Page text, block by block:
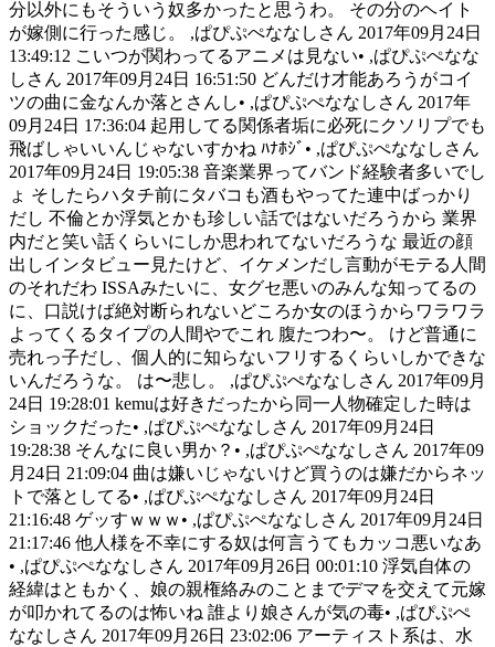
分以外にもそういう奴多かったと思うわ。 その分のヘイト
が嫁側に行った感じ。 ,ぱぴぷぺななしさん 2017年09月24日
13:49:12 こいつが関わってるアニメは見ない• ,ぱぴぷぺなな
しさん 2017年09月24日 16:51:50 どんだけ才能あろうがコイ
ツの曲に金なんか落とさんし• ,ぱぴぷぺななしさん 2017年
09月24日 17:36:04 起用してる関係者垢に必死にクソリプでも
飛ばしゃいいんじゃないすかね ﾊﾅﾎｼﾞ• ,ぱぴぷぺななしさん
2017年09月24日 19:05:38 音楽業界ってバンド経験者多いでし
ょ そしたらハタチ前にタバコも酒もやってた連中ばっかり
だし 不倫とか浮気とかも珍しい話ではないだろうから 業界
内だと笑い話くらいにしか思われてないだろうな 最近の顔
出しインタビュー見たけど、イケメンだし言動がモテる人間
のそれだわ ISSAみたいに、女グセ悪いのみんな知ってるの
に、口説けば絶対断られないどころか女のほうからワラワラ
よってくるタイプの人間やでこれ 腹たつわ〜。 けど普通に
売れっ子だし、個人的に知らないフリするくらいしかできな
いんだろうな。 は〜悲し。 ,ぱぴぷぺななしさん 2017年09月
24日 19:28:01 kemuは好きだったから同一人物確定した時は
ショックだった• ,ぱぴぷぺななしさん 2017年09月24日
19:28:38 そんなに良い男か？• ,ぱぴぷぺななしさん 2017年09
月24日 21:09:04 曲は嫌いじゃないけど買うのは嫌だからネッ
トで落としてる• ,ぱぴぷぺななしさん 2017年09月24日
21:16:48 ゲッすｗｗｗ• ,ぱぴぷぺななしさん 2017年09月24日
21:17:46 他人様を不幸にする奴は何言うてもカッコ悪いなあ
• ,ぱぴぷぺななしさん 2017年09月26日 00:01:10 浮気自体の
経緯はともかく、娘の親権絡みのことまでデマを交えて元嫁
が叩かれてるのは怖いね 誰より娘さんが気の毒• ,ぱぴぷぺ
ななしさん 2017年09月26日 23:02:06 アーティスト系は、水